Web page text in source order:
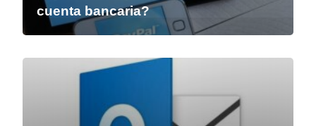
cuenta bancaria?